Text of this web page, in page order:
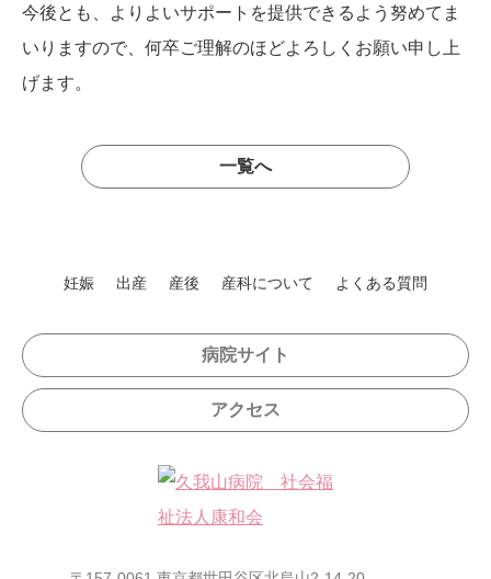
今後とも、よりよいサポートを提供できるよう努めてま
いりますので、何卒ご理解のほどよろしくお願い申し上
げます。
一覧へ
妊娠 出産 産後 産科について よくある質問
病院サイト
アクセス